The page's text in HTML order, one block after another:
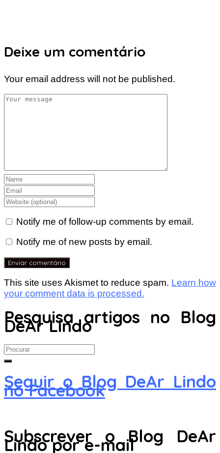
Deixe um comentário
Your email address will not be published.
Notify me of follow-up comments by email.
Notify me of new posts by email.
This site uses Akismet to reduce spam. Learn how
your comment data is processed.
Pesquisa artigos no Blog
DeAr Lindo
Search
for:
Seguir o Blog DeAr Lindo
no Facebook
Subscrever o Blog DeAr
Lindo por e-mail